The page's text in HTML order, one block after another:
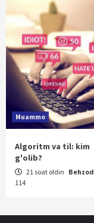
Muammo
Algoritm va til: kim
g'olib?
21 soat oldin Behzod
114